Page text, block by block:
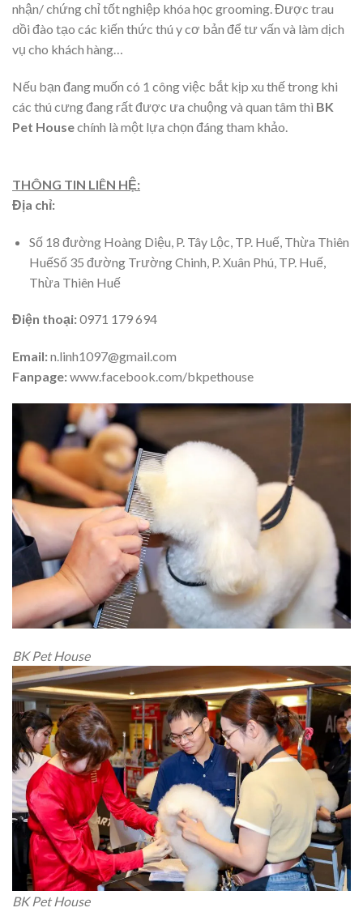
nhận/ chứng chỉ tốt nghiệp khóa học grooming. Được trau
dồi đào tạo các kiến thức thú y cơ bản để tư vấn và làm dịch
vụ cho khách hàng…
Nếu bạn đang muốn có 1 công việc bắt kịp xu thế trong khi
các thú cưng đang rất được ưa chuộng và quan tâm thì BK
Pet Housechính là một lựa chọn đáng tham khảo.
THÔNG TIN LIÊN HỆ:
Địa chỉ:
Số 18 đường Hoàng Diệu, P. Tây Lộc, TP. Huế, Thừa Thiên
HuếSố 35 đường Trường Chinh, P. Xuân Phú, TP. Huế,
Thừa Thiên Huế
Điện thoại:0971 179 694
Email:n.linh1097@gmail.com
Fanpage:www.facebook.com/bkpethouse
BK Pet House
BK Pet House